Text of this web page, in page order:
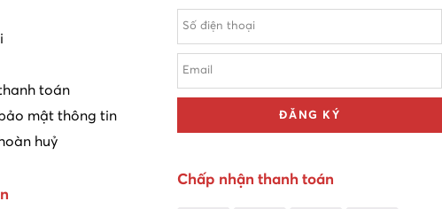
toán
mật thông tin
huỷ
ĐĂNG KÝ
Chấp nhận thanh toán